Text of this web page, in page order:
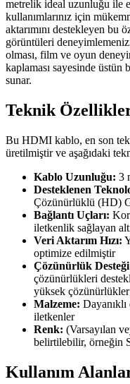
metrelik ideal uzunluğu ile
kullanımlarınız için
aktarımını destekleyen bu
görüntüleri
olması, film ve oyun
kaplaması sayesinde üstün
sunar.
Teknik
Bu HDMI kablo, en son
üretilmiştir ve aşağıdaki
Kablo Uzunluğu: 3
Desteklenen
Çözünürlüklü (HD)
Bağlantı Uçları:
iletkenlik sağlayan
Veri Aktarım Hızı:
optimize edilmiştir
Çözünürlük
çözünürlükleri
yüksek
Malzeme:
iletkenler
Renk: (Varsayılan
belirtilebilir, örneğin
Kullanım